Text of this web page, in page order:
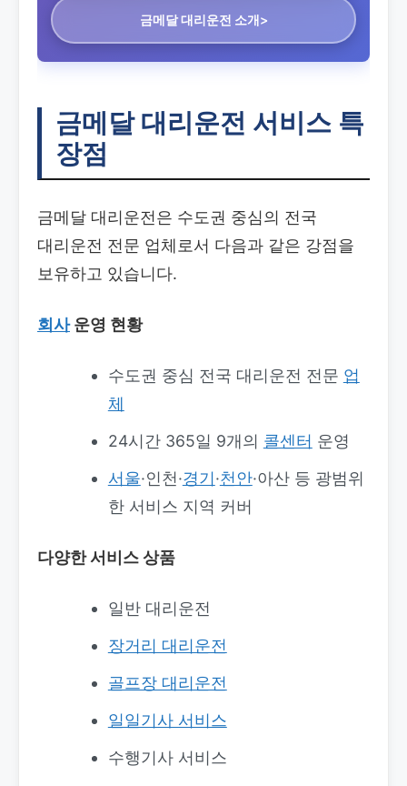
금메달 대리운전 소개>
금메달 대리운전 서비스 특
장점
금메달 대리운전은 수도권 중심의 전국
대리운전 전문 업체로서 다음과 같은 강점을
보유하고 있습니다.
회사운영 현황
수도권 중심 전국 대리운전 전문 업
체
24시간 365일 9개의 콜센터 운영
서울·인천·경기·천안·아산 등 광범위
한 서비스 지역 커버
다양한 서비스 상품
일반 대리운전
장거리 대리운전
골프장 대리운전
일일기사 서비스
수행기사 서비스